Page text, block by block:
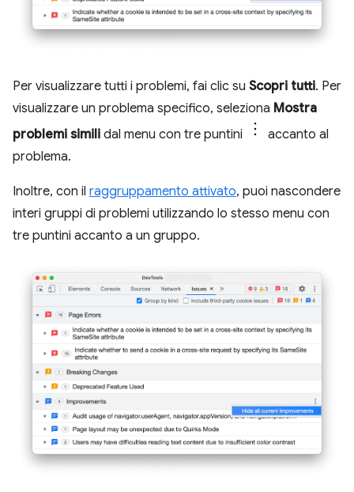
Per visualizzare tutti i problemi, fai clic su Scopri tutti. Per
visualizzare un problema specifico, seleziona Mostra
problemi simili dal menu con tre puntini
accanto al
problema.
Inoltre, con il raggruppamento attivato, puoi nascondere
interi gruppi di problemi utilizzando lo stesso menu con
tre puntini accanto a un gruppo.